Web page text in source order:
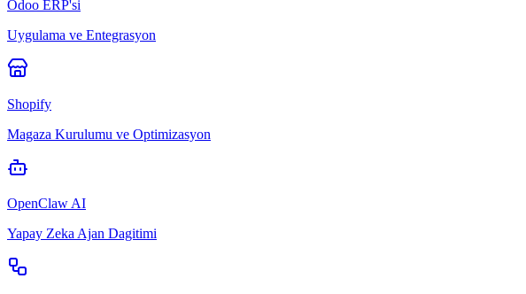
Odoo ERP'si
Uygulama ve Entegrasyon
Shopify
Magaza Kurulumu ve Optimizasyon
OpenClaw AI
Yapay Zeka Ajan Dagitimi